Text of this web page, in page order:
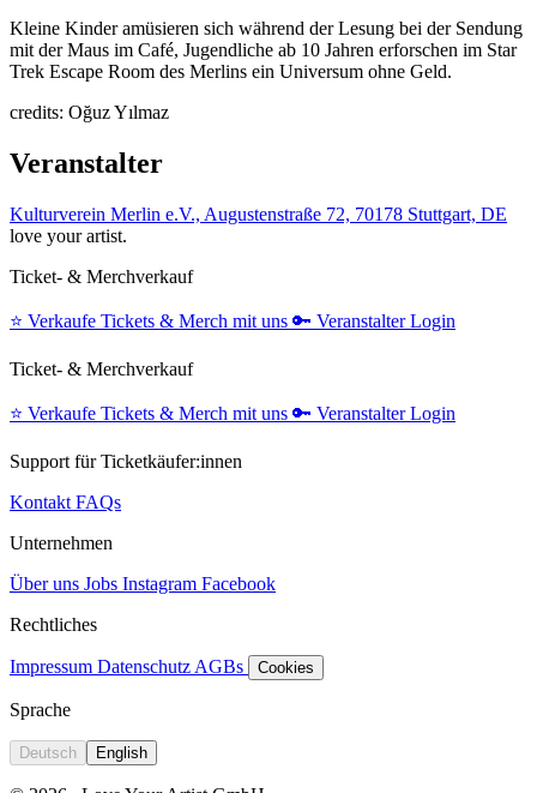
Kleine Kinder amüsieren sich während der Lesung bei der Sendung
mit der Maus im Café, Jugendliche ab 10 Jahren erforschen im Star
Trek Escape Room des Merlins ein Universum ohne Geld.
credits: Oğuz Yılmaz
Veranstalter
Kulturverein Merlin e.V., Augustenstraße 72, 70178 Stuttgart, DE
love your artist.
Ticket- & Merchverkauf
⭐️ Verkaufe Tickets & Merch mit uns 🔑 Veranstalter Login
Ticket- & Merchverkauf
⭐️ Verkaufe Tickets & Merch mit uns 🔑 Veranstalter Login
Support für Ticketkäufer:innen
Kontakt FAQs
Unternehmen
Über uns Jobs Instagram Facebook
Rechtliches
Impressum Datenschutz AGBs Cookies
Sprache
Deutsch English